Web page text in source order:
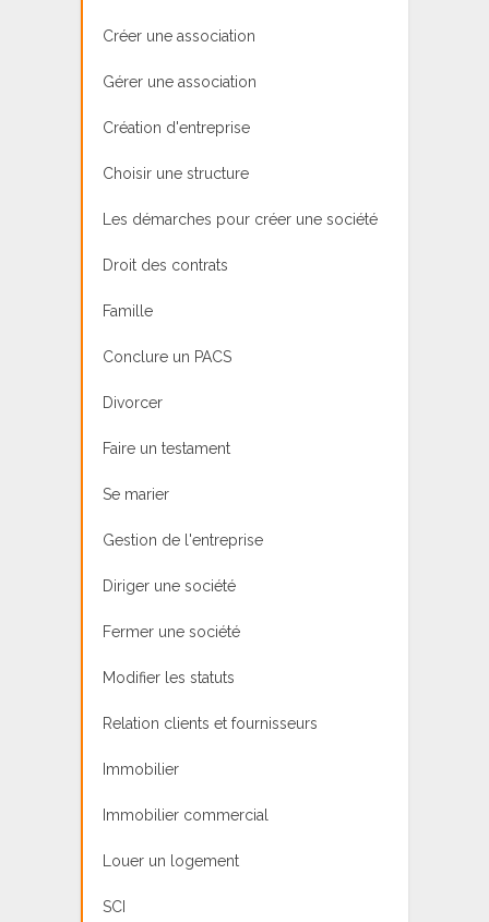
Créer une association
Gérer une association
Création d'entreprise
Choisir une structure
Les démarches pour créer une société
Droit des contrats
Famille
Conclure un PACS
Divorcer
Faire un testament
Se marier
Gestion de l'entreprise
Diriger une société
Fermer une société
Modifier les statuts
Relation clients et fournisseurs
Immobilier
Immobilier commercial
Louer un logement
SCI